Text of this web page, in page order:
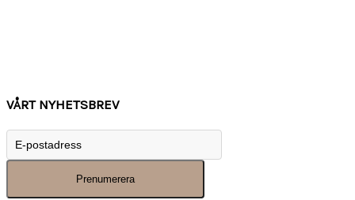
VÅRT NYHETSBREV